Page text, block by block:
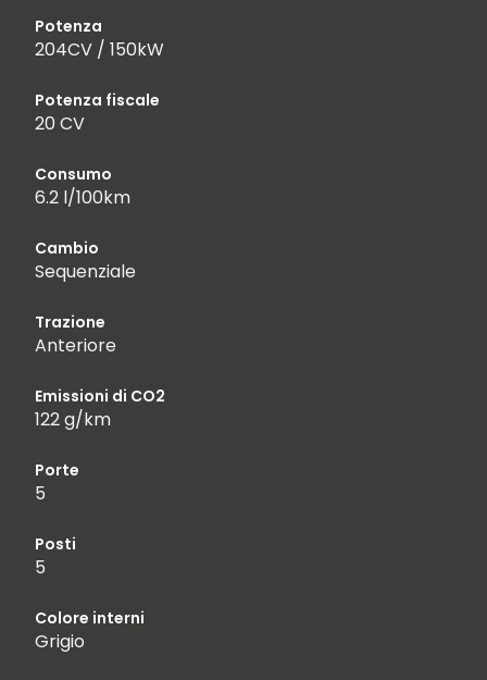
Potenza
204CV / 150kW
Potenza fiscale
20 CV
Consumo
6.2 l/100km
Cambio
Sequenziale
Trazione
Anteriore
Emissioni di CO2
122 g/km
Porte
5
Posti
5
Colore interni
Grigio